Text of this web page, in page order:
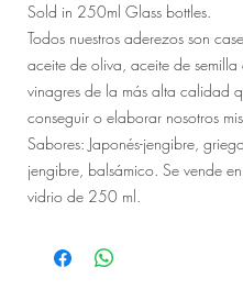
Sold in 250ml Glass bottles.
Todos nuestros aderezos son
aceite de oliva, aceite de
vinagres de la más alta calidad
conseguir o elaborar nosotros
Sabores: Japonés-jengibre,
jengibre, balsámico. Se vende
vidrio de 250 ml.